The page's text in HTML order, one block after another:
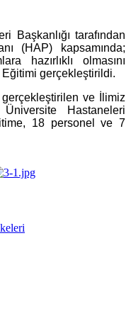
Başkanlığı tarafından
(HAP) kapsamında;
hazırlıklı olmasını
Eğitimi gerçekleştirildi.
ve İlimiz
Hastaneleri
18 personel ve 7